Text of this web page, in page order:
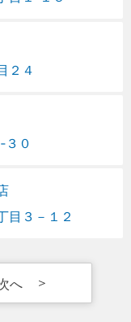
２４
３０
目３－１２
＞